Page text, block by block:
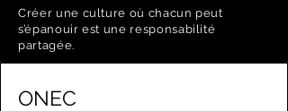
Créer une culture où chacun peut
s’épanouir est une responsabilité
partagée.
ONEC